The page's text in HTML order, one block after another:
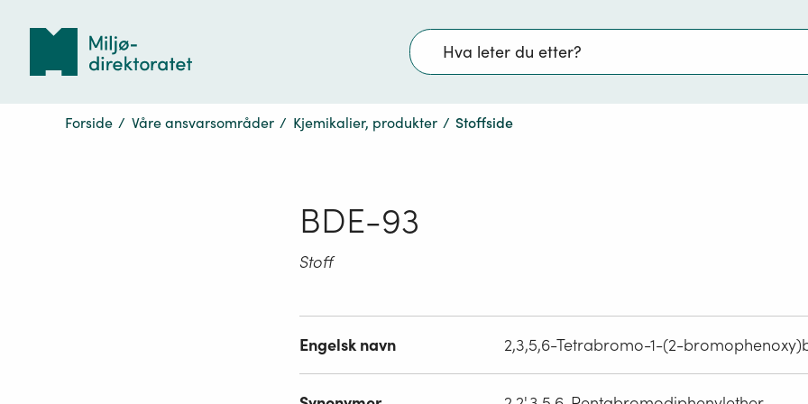
Søk
Forside / Våre ansvarsområder / Kjemikalier, produkter / Stoffside
BDE-93
Stoff
Engelsk navn 2,3,5,6-Tetrabromo-1-(2-